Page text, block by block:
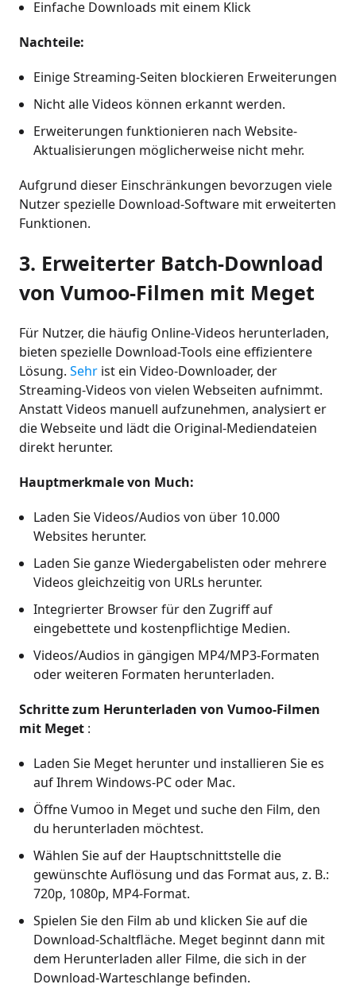
Einfache Downloads mit einem Klick
Nachteile:
Einige Streaming-Seiten blockieren Erweiterungen
Nicht alle Videos können erkannt werden.
Erweiterungen funktionieren nach Website-
Aktualisierungen möglicherweise nicht mehr.
Aufgrund dieser Einschränkungen bevorzugen viele
Nutzer spezielle Download-Software mit erweiterten
Funktionen.
3. Erweiterter Batch-Download
von Vumoo-Filmen mit Meget
Für Nutzer, die häufig Online-Videos herunterladen,
bieten spezielle Download-Tools eine effizientere
Lösung. Sehr ist ein Video-Downloader, der
Streaming-Videos von vielen Webseiten aufnimmt.
Anstatt Videos manuell aufzunehmen, analysiert er
die Webseite und lädt die Original-Mediendateien
direkt herunter.
Hauptmerkmale von Much:
Laden Sie Videos/Audios von über 10.000
Websites herunter.
Laden Sie ganze Wiedergabelisten oder mehrere
Videos gleichzeitig von URLs herunter.
Integrierter Browser für den Zugriff auf
eingebettete und kostenpflichtige Medien.
Videos/Audios in gängigen MP4/MP3-Formaten
oder weiteren Formaten herunterladen.
Schritte zum Herunterladen von Vumoo-Filmen
mit Meget :
Laden Sie Meget herunter und installieren Sie es
auf Ihrem Windows-PC oder Mac.
Öffne Vumoo in Meget und suche den Film, den
du herunterladen möchtest.
Wählen Sie auf der Hauptschnittstelle die
gewünschte Auflösung und das Format aus, z. B.:
720p, 1080p, MP4-Format.
Spielen Sie den Film ab und klicken Sie auf die
Download-Schaltfläche. Meget beginnt dann mit
dem Herunterladen aller Filme, die sich in der
Download-Warteschlange befinden.